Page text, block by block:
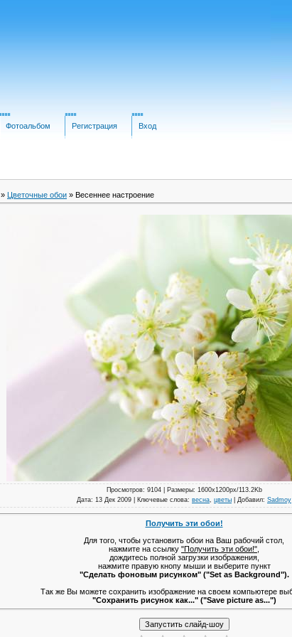
Фотоальбом Регистрация Вход
» Цветочные обои » Весеннее настроение
Просмотров: 9104 | Размеры: 1600x1200px/113.2Kb
Дата: 13 Дек 2009 | Ключевые слова: весна цветы Добавил: Sadmoy
Получить эти обои!
Для того, чтобы установить обои на Ваш рабочий стол,
нажмите на ссылку "Получить эти обои!"
дождитесь полной загрузки изображения,
нажмите правую кнопу мыши и выберите пункт
"Сделать фоновым рисунком" ("Set as Background").
Так же Вы можете сохранить изображение на своем компьютере
"Сохранить рисунок как..." ("Save picture as...")